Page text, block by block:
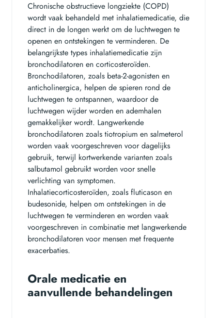
Chronische obstructieve longziekte (COPD)
wordt vaak behandeld met inhalatiemedicatie, die
direct in de longen werkt om de luchtwegen te
openen en ontstekingen te verminderen. De
belangrijkste types inhalatiemedicatie zijn
bronchodilatoren en corticosteroïden.
Bronchodilatoren, zoals beta-2-agonisten en
anticholinergica, helpen de spieren rond de
luchtwegen te ontspannen, waardoor de
luchtwegen wijder worden en ademhalen
gemakkelijker wordt. Langwerkende
bronchodilatoren zoals tiotropium en salmeterol
worden vaak voorgeschreven voor dagelijks
gebruik, terwijl kortwerkende varianten zoals
salbutamol gebruikt worden voor snelle
verlichting van symptomen.
Inhalatiecorticosteroïden, zoals fluticason en
budesonide, helpen om ontstekingen in de
luchtwegen te verminderen en worden vaak
voorgeschreven in combinatie met langwerkende
bronchodilatoren voor mensen met frequente
exacerbaties.
Orale medicatie en
aanvullende behandelingen